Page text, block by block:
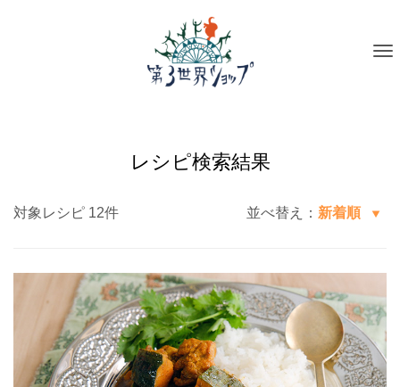
レシピ検索結果
対象レシピ 12件 並べ替え： 新着順